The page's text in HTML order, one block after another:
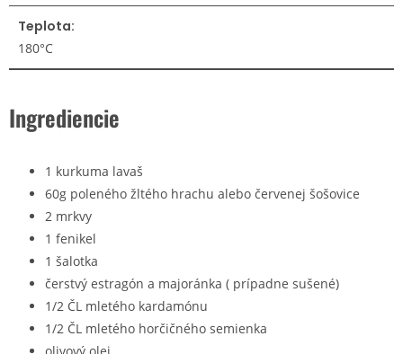
Teplota:
180°C
Ingrediencie
1 kurkuma lavaš
60g poleného žltého hrachu alebo červenej šošovice
2 mrkvy
1 fenikel
1 šalotka
čerstvý estragón a majoránka ( prípadne sušené)
1/2 ČL mletého kardamónu
1/2 ČL mletého horčičného semienka